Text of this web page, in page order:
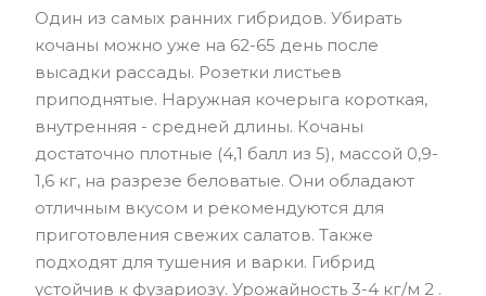
Один из самых ранних гибридов. Убирать
кочаны можно уже на 62-65 день после
высадки рассады. Розетки листьев
приподнятые. Наружная кочерыга короткая,
внутренняя - средней длины. Кочаны
достаточно плотные (4,1 балл из 5), массой 0,9-
1,6 кг, на разрезе беловатые. Они обладают
отличным вкусом и рекомендуются для
приготовления свежих салатов. Также
подходят для тушения и варки. Гибрид
устойчив к фузариозу. Урожайность 3-4 кг/м 2 .